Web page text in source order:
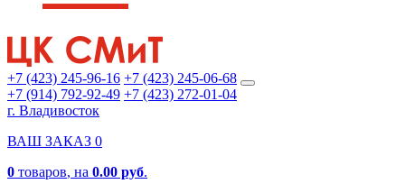
+7 (423) 245-96-16 +7 (423) 245-06-68
+7 (914) 792-92-49 +7 (423) 272-01-04
г. Владивосток
ВАШ ЗАКАЗ 0
0 товаров, на 0.00 руб.